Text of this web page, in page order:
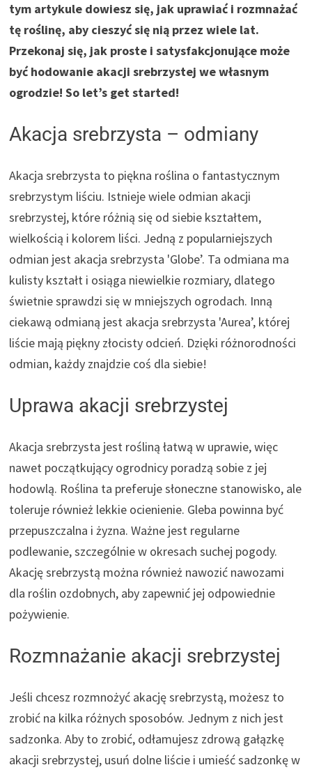
tym artykule dowiesz się, jak uprawiać i rozmnażać
tę roślinę, aby cieszyć się nią przez wiele lat.
Przekonaj się, jak proste i satysfakcjonujące może
być hodowanie akacji srebrzystej we własnym
ogrodzie! So let’s get started!
Akacja srebrzysta – odmiany
Akacja srebrzysta to piękna roślina o fantastycznym
srebrzystym liściu. Istnieje wiele odmian akacji
srebrzystej, które różnią się od siebie kształtem,
wielkością i kolorem liści. Jedną z popularniejszych
odmian jest akacja srebrzysta 'Globe’. Ta odmiana ma
kulisty kształt i osiąga niewielkie rozmiary, dlatego
świetnie sprawdzi się w mniejszych ogrodach. Inną
ciekawą odmianą jest akacja srebrzysta 'Aurea’, której
liście mają piękny złocisty odcień. Dzięki różnorodności
odmian, każdy znajdzie coś dla siebie!
Uprawa akacji srebrzystej
Akacja srebrzysta jest rośliną łatwą w uprawie, więc
nawet początkujący ogrodnicy poradzą sobie z jej
hodowlą. Roślina ta preferuje słoneczne stanowisko, ale
toleruje również lekkie ocienienie. Gleba powinna być
przepuszczalna i żyzna. Ważne jest regularne
podlewanie, szczególnie w okresach suchej pogody.
Akację srebrzystą można również nawozić nawozami
dla roślin ozdobnych, aby zapewnić jej odpowiednie
pożywienie.
Rozmnażanie akacji srebrzystej
Jeśli chcesz rozmnożyć akację srebrzystą, możesz to
zrobić na kilka różnych sposobów. Jednym z nich jest
sadzonka. Aby to zrobić, odłamujesz zdrową gałązkę
akacji srebrzystej, usuń dolne liście i umieść sadzonkę w